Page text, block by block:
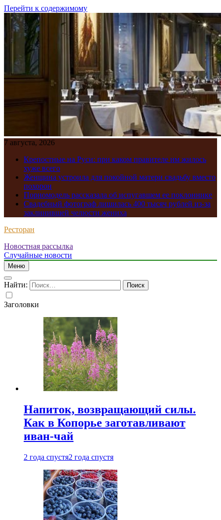
Перейти к содержимому
7 августа, 2026
Крепостные на Руси: при каком правителе им жилось
хуже всего
Женщина устроила для покойной матери свадьбу вместо
похорон
Порномодель рассказала об испугавшем ее поклоннике
Свадебный фотограф лишилась 400 тысяч рублей из-за
заклинившей челюсти жениха
Ресторан
Новостная рассылка
Случайные новости
Меню
Найти:
Заголовки
Напиток, возвращающий силы.
Как в Копорье заготавливают
иван-чай
2 года спустя2 года спустя